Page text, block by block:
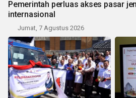
Pemerintah perluas akses pasar
internasional
Jumat, 7 Agustus 2026